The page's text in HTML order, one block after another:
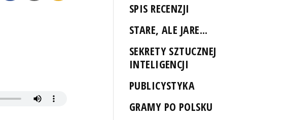
SPIS RECENZJI
STARE, ALE JARE...
SEKRETY SZTUCZNEJ
INTELIGENCJI
PUBLICYSTYKA
GRAMY PO POLSKU